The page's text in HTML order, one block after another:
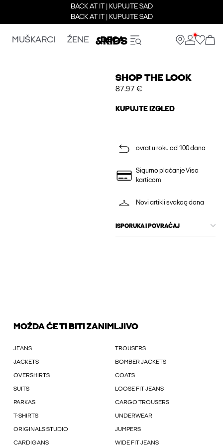
BACK AT IT | KUPUJTE SAD
BACK AT IT | KUPUJTE SAD
MUŠKARCI ŽENE DECA
SHOP THE LOOK
87.97 €
KUPUJTE IZGLED
ovrat u roku od 100 dana
Sigurno plaćanje Visa
karticom
Novi artikli svakog dana
ISPORUKA I POVRAĆAJ
MOŽDA ĆE TI BITI ZANIMLJIVO
JEANS TROUSERS
JACKETS BOMBER JACKETS
OVERSHIRTS COATS
SUITS LOOSE FIT JEANS
PARKAS CARGO TROUSERS
T-SHIRTS UNDERWEAR
ORIGINALS STUDIO JUMPERS
CARDIGANS WIDE FIT JEANS